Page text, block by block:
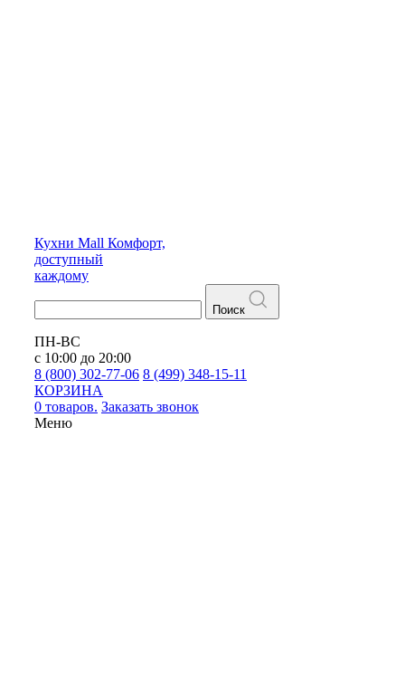
Кухни Mall Комфорт,
доступный
каждому
Поиск
ПН-ВС
с 10:00 до 20:00
8 (800) 302-77-06 8 (499) 348-15-11
КОРЗИНА
0 товаров. Заказать звонок
Меню